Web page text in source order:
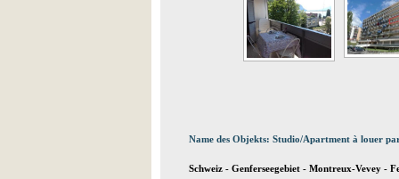
Name des Objekts: Studio/Apartment à louer
Schweiz - Genferseegebiet - Montreux-Vevey -